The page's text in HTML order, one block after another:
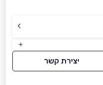
יצירת קשר